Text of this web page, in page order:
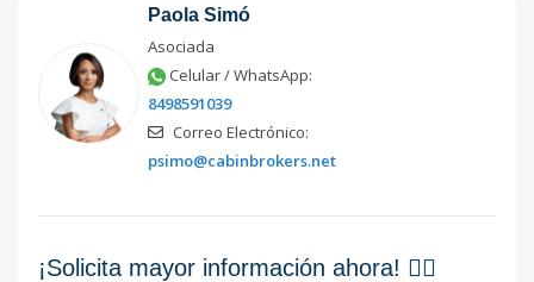
Paola Simó
Asociada
Celular / WhatsApp:
8498591039
Correo Electrónico:
psimo@cabinbrokers.net
¡Solicita mayor información ahora! 👇🏽